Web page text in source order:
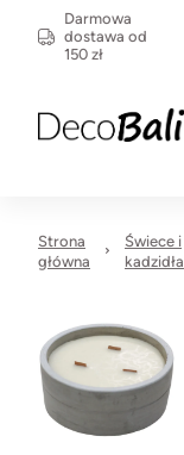
Darmowa
dostawa od
150 zł
Strona
główna
Świece i
kadzidła